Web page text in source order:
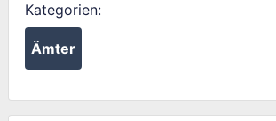
Kategorien:
Ämter